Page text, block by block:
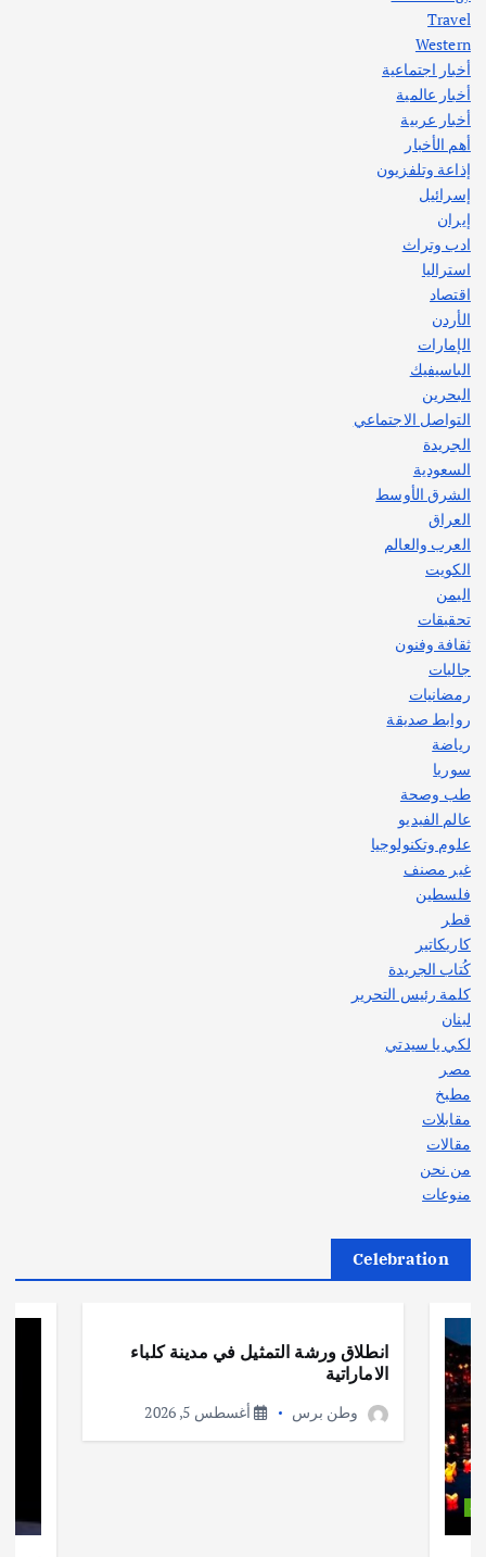
Travel
Western
أخبار اجتماعية
أخبار عالمية
أخبار عربية
أهم الأخبار
إذاعة وتلفزيون
إسرائيل
إيران
ادب وتراث
استراليا
اقتصاد
الأردن
الإمارات
الباسيفيك
البحرين
التواصل الاجتماعي
الجريدة
السعودية
الشرق الأوسط
العراق
العرب والعالم
الكويت
اليمن
تحقيقات
ثقافة وفنون
جاليات
رمضانيات
روابط صديقة
رياضة
سوريا
طب وصحة
عالم الفيديو
علوم وتكنولوجيا
غير مصنف
فلسطين
قطر
كاريكاتير
كُتاب الجريدة
كلمة رئيس التحرير
لبنان
لكي يا سيدتي
مصر
مطبخ
مقابلات
مقالات
من نحن
منوعات
Celebration
انطلاق ورشة التمثيل في مدينة كلباء
الاماراتية
وطن برس أغسطس 5, 2026